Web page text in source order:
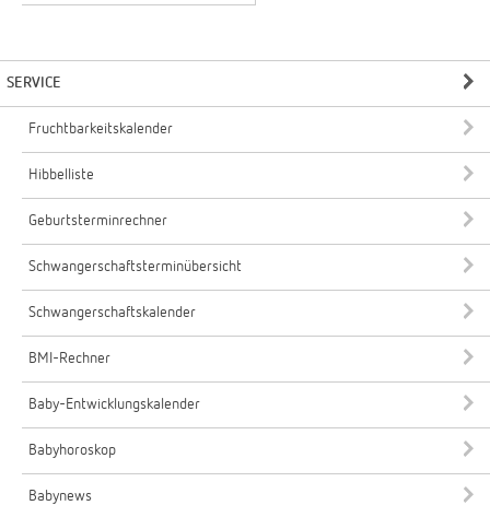
SERVICE
Fruchtbarkeitskalender
Hibbelliste
Geburtsterminrechner
Schwangerschaftsterminübersicht
Schwangerschaftskalender
BMI-Rechner
Baby-Entwicklungskalender
Babyhoroskop
Babynews